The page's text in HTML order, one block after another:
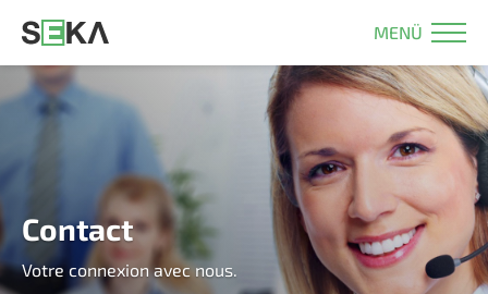
MENÜ
Contact
Votre connexion avec nous.